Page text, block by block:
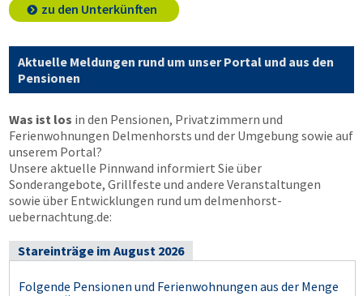
zu den Unterkünften
Aktuelle Meldungen rund um unser Portal und aus den
Pensionen
Was ist los in den Pensionen, Privatzimmern und
Ferienwohnungen Delmenhorsts und der Umgebung sowie auf
unserem Portal?
Unsere aktuelle Pinnwand informiert Sie über
Sonderangebote, Grillfeste und andere Veranstaltungen
sowie über Entwicklungen rund um delmenhorst-
uebernachtung.de:
Stareinträge im August 2026
Folgende Pensionen und Ferienwohnungen aus der Menge